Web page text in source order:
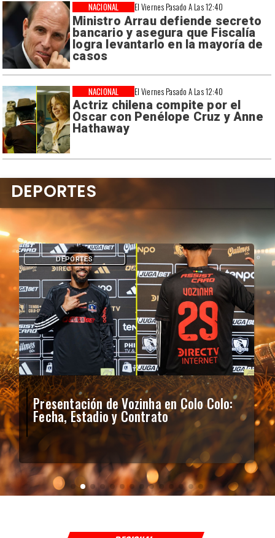
El Viernes Pasado A Las 12:40
Ministro Arrau defiende secreto
bancario y asegura que Fiscalía
logra levantarlo en la mayoría de
casos
NACIONAL
El Viernes Pasado A Las 12:40
Actriz chilena compite por el
Oscar con Penélope Cruz y Anne
Hathaway
NACIONAL
Presentación de Vozinha en Colo Colo:
Fecha, Estadio y Contrato
DEPORTES
DEPORTES